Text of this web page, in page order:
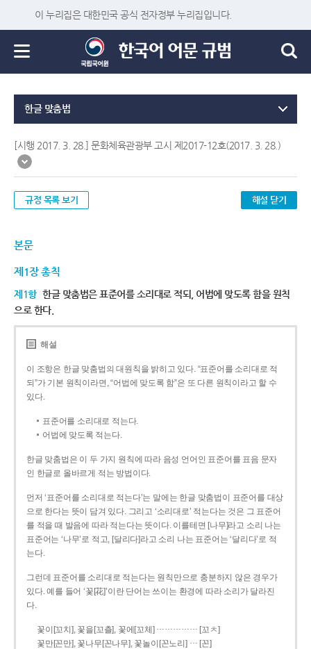
이 누리집은 대한민국 공식 전자정부 누리집입니다.
한글 맞춤법
[시행 2017. 3. 28.] 문화체육관광부 고시 제2017-12호(2017. 3. 28.)
규정 목록 보기 해설 닫기
본문
제1장 총칙
제1항 한글 맞춤법은 표준어를 소리대로 적되, 어법에 맞도록 함을 원칙
으로 한다.
해설
이 조항은 한글 맞춤법의 대원칙을 밝히고 있다. “표준어를 소리대로 적
되”가 기본 원칙이라면, “어법에 맞도록 함”은 또 다른 원칙이라고 할 수
있다.
표준어를 소리대로 적는다.
어법에 맞도록 적는다.
한글 맞춤법은 이 두 가지 원칙에 따라 음성 언어인 표준어를 표음 문자
인 한글로 올바르게 적는 방법이다.
먼저 ‘표준어를 소리대로 적는다’는 말에는 한글 맞춤법이 표준어를 대상
으로 한다는 뜻이 담겨 있다. 그리고 ‘소리대로’ 적는다는 것은 그 표준어
를 적을 때 발음에 따라 적는다는 뜻이다. 이를테면 [나무]라고 소리 나는
표준어는 ‘나무’로 적고, [달리다]라고 소리 나는 표준어는 ‘달리다’로 적
는다.
그런데 표준어를 소리대로 적는다는 원칙만으로 충분하지 않은 경우가
있다. 예를 들어 ‘꽃[花]’이란 단어는 쓰이는 환경에 따라 소리가 달라진
다.
꽃이[꼬치], 꽃을[꼬츨], 꽃에[꼬체] …………… [꼬ㅊ]
꽃만[꼰만], 꽃나무[꼰나무], 꽃놀이[꼰노리] … [꼰]